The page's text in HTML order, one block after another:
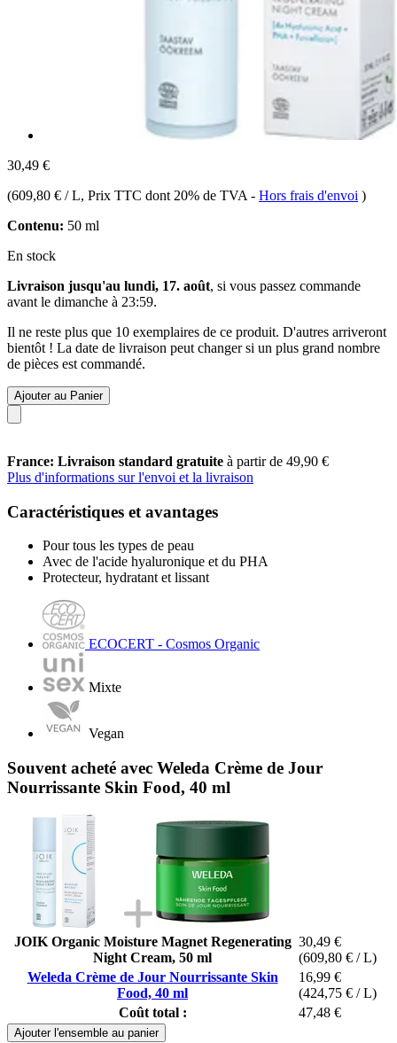
30,49 €
(609,80 € / L, Prix TTC dont 20% de TVA - Hors frais d'envoi )
Contenu: 50 ml
En stock
Livraison jusqu'au lundi, 17. août, si vous passez commande
avant le dimanche à 23:59.
Il ne reste plus que 10 exemplaires de ce produit. D'autres arriveront
bientôt ! La date de livraison peut changer si un plus grand nombre
de pièces est commandé.
Ajouter au Panier
France: Livraison standard gratuite à partir de 49,90 €
Plus d'informations sur l'envoi et la livraison
Caractéristiques et avantages
Pour tous les types de peau
Avec de l'acide hyaluronique et du PHA
Protecteur, hydratant et lissant
ECOCERT - Cosmos Organic
Mixte
Vegan
Souvent acheté avec Weleda Crème de Jour
Nourrissante Skin Food, 40 ml
JOIK Organic Moisture Magnet Regenerating
Night Cream, 50 ml
30,49 €
(609,80 € / L)
Weleda Crème de Jour Nourrissante Skin
Food, 40 ml
16,99 €
(424,75 € / L)
Coût total :
47,48 €
Ajouter l'ensemble au panier